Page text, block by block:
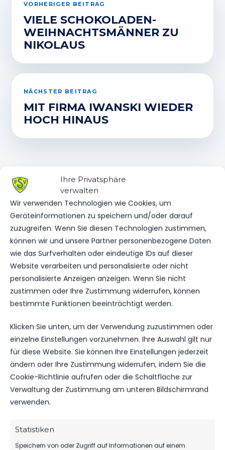
Ihre Privatsphäre
verwalten
Wir verwenden Technologien wie Cookies, um
Geräteinformationen zu speichern und/oder darauf
zuzugreifen. Wenn Sie diesen Technologien zustimmen,
können wir und unsere Partner personenbezogene Daten
wie das Surfverhalten oder eindeutige IDs auf dieser
Website verarbeiten und personalisierte oder nicht
personalisierte Anzeigen anzeigen. Wenn Sie nicht
zustimmen oder Ihre Zustimmung widerrufen, können
bestimmte Funktionen beeinträchtigt werden.
Klicken Sie unten, um der Verwendung zuzustimmen oder
einzelne Einstellungen vorzunehmen. Ihre Auswahl gilt nur
für diese Website. Sie können Ihre Einstellungen jederzeit
ändern oder Ihre Zustimmung widerrufen, indem Sie die
Cookie-Richtlinie aufrufen oder die Schaltfläche zur
Verwaltung der Zustimmung am unteren Bildschirmrand
verwenden.
Statistiken
Speichern von oder Zugriff auf Informationen auf einem
VORHERIGER BEITRAG
VIELE SCHOKOLADEN-
WEIHNACHTSMÄNNER ZU
NIKOLAUS
NÄCHSTER BEITRAG
MIT FIRMA IWANSKI WIEDER
HOCH HINAUS
DAS KÖNNTE DICH
AUCH INTERESSIEREN.
1.MÄNNER
NOFV FIXIERT DIE LETZTEN SPIELTAGE
202
VEREINSSPIELPLAN
ERGEBNISSE VOM WOCHENENDE
15. Dez. 2025 247
VEREINSSPIELPLAN